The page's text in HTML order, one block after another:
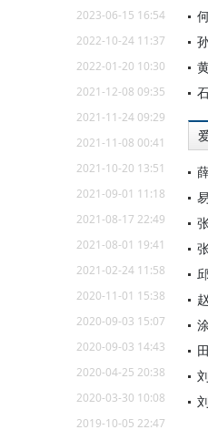
2023-06-15 16:54
2022-10-24 11:37
2022-01-20 10:30
2021-12-08 09:35
2021-11-24 09:29
2021-11-08 00:41
2021-10-20 13:51
2021-09-01 11:18
2021-08-17 22:49
2021-08-01 19:41
2021-02-24 11:58
2020-11-01 15:38
2020-09-03 15:07
2020-09-03 14:43
2020-04-25 20:38
2020-03-30 10:08
2019-10-05 22:47